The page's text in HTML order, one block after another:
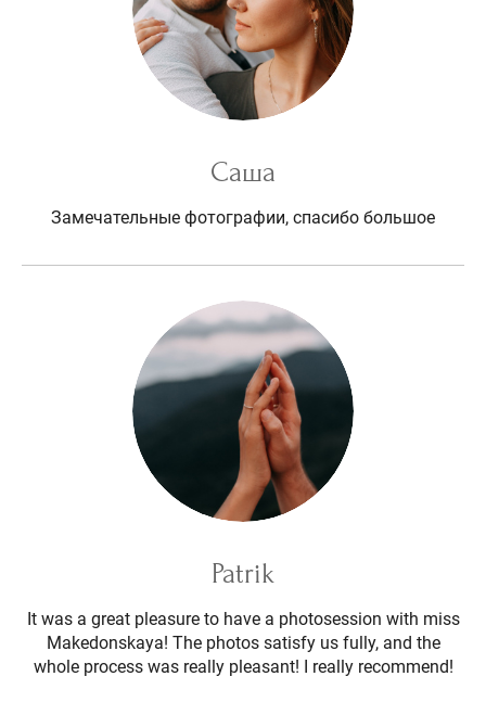
Саша
Замечательные фотографии, спасибо большое
Patrik
It was a great pleasure to have a photosession with miss
Makedonskaya! The photos satisfy us fully, and the
whole process was really pleasant! I really recommend!